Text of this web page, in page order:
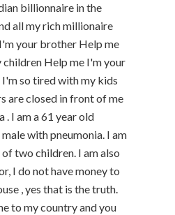
billionnaire in the
all my rich millionaire
your brother Help me
children Help me I'm your
so tired with my kids
are closed in front of me
. I am a 61 year old
with pneumonia. I am
two children. I am also
I do not have money to
, yes that is the truth.
to my country and you